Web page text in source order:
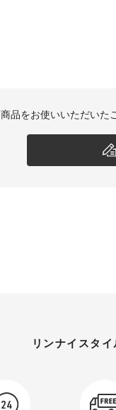
商品をお使いいただいた
リンナイスタ